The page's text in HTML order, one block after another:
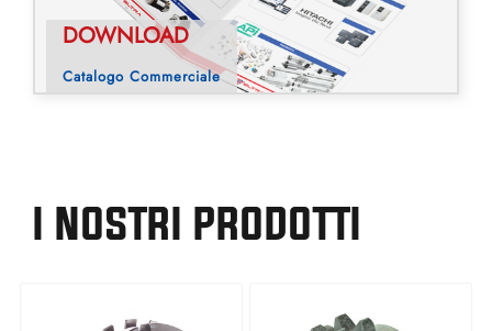
DOWNLOAD
Catalogo Commerciale
I NOSTRI PRODOTTI